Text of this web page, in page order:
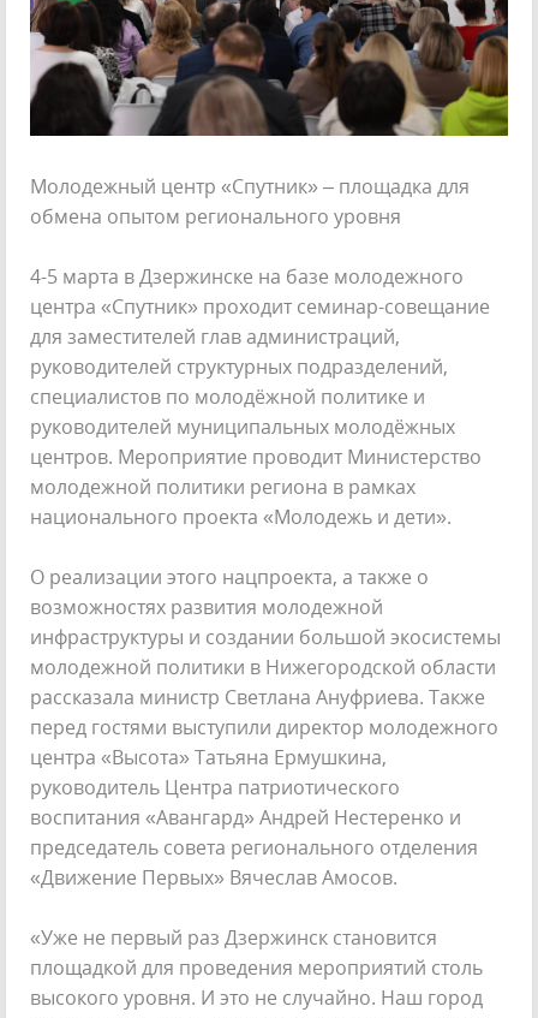
Молодежный центр «Спутник» – площадка для
обмена опытом регионального уровня
4-5 марта в Дзержинске на базе молодежного
центра «Спутник» проходит семинар-совещание
для заместителей глав администраций,
руководителей структурных подразделений,
специалистов по молодёжной политике и
руководителей муниципальных молодёжных
центров. Мероприятие проводит Министерство
молодежной политики региона в рамках
национального проекта «Молодежь и дети».
О реализации этого нацпроекта, а также о
возможностях развития молодежной
инфраструктуры и создании большой экосистемы
молодежной политики в Нижегородской области
рассказала министр Светлана Ануфриева. Также
перед гостями выступили директор молодежного
центра «Высота» Татьяна Ермушкина,
руководитель Центра патриотического
воспитания «Авангард» Андрей Нестеренко и
председатель совета регионального отделения
«Движение Первых» Вячеслав Амосов.
«Уже не первый раз Дзержинск становится
площадкой для проведения мероприятий столь
высокого уровня. И это не случайно. Наш город